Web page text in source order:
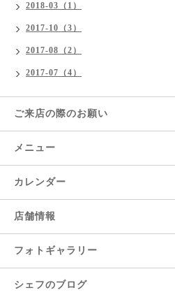
2018-03（1）
2017-10（3）
2017-08（2）
2017-07（4）
ご来店の際のお願い
メニュー
カレンダー
店舗情報
フォトギャラリー
シェフのブログ